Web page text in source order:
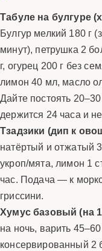
Табуле на булгуре
Булгур мелкий 180 г
минут), петрушка 2
г, огурец 200 г без
лимон 40 мл, масло
Дайте постоять
держится 24 часа и
Тзадзики (дип к
натёртый и отжатый
укроп/мята, лимон 1
час. Подача — к
гриссини.
Хумус базовый (на
на ночь, варить
консервированный 2